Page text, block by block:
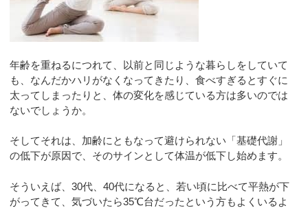
年齢を重ねるにつれて、以前と同じような暮らしをしていて
も、なんだかハリがなくなってきたり、食べすぎるとすぐに
太ってしまったりと、体の変化を感じている方は多いのでは
ないでしょうか。
そしてそれは、加齢にともなって避けられない「基礎代謝」
の低下が原因で、そのサインとして体温が低下し始めます。
そういえば、30代、40代になると、若い頃に比べて平熱が下
がってきて、気づいたら35℃台だったという方もよくいるよ